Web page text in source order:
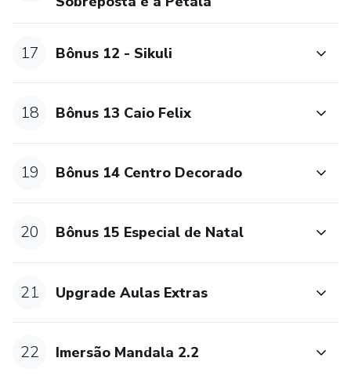
17 Bônus 12 - Sikuli
18 Bônus 13 Caio Felix
19 Bônus 14 Centro Decorado
20 Bônus 15 Especial de Natal
21 Upgrade Aulas Extras
22 Imersão Mandala 2.2